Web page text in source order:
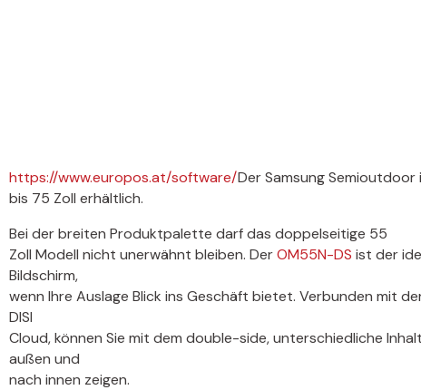
https://www.europos.at/software/Der Samsung
bis 75 Zoll erhältlich.
Bei der breiten Produktpalette darf das doppelseitige 55
Zoll Modell nicht unerwähnt bleiben. DerOM55N-DS ist der
Bildschirm,
wenn Ihre Auslage Blick ins Geschäft bietet. Verbunden mit
DISI
Cloud, können Sie mit dem double-side, unterschiedliche
außen und
nach innen zeigen.